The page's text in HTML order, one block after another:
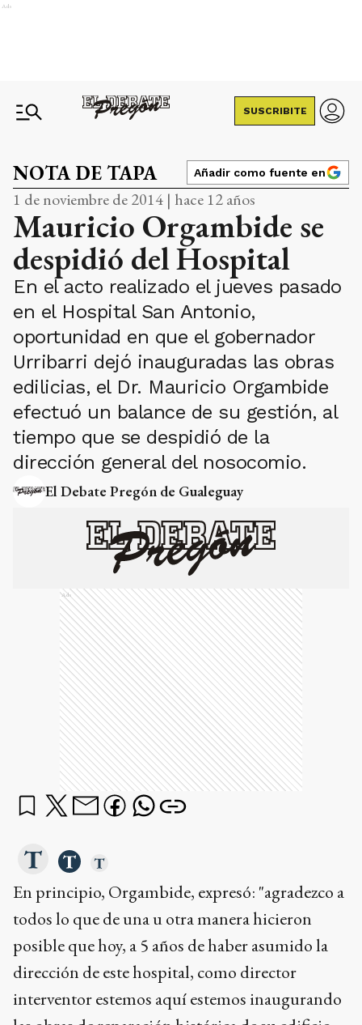
Ads
SUSCRIBITE
NOTA DE TAPA Añadir como fuente en
1 de noviembre de 2014 | hace 12 años
Mauricio Orgambide se
despidió del Hospital
En el acto realizado el jueves pasado
en el Hospital San Antonio,
oportunidad en que el gobernador
Urribarri dejó inauguradas las obras
edilicias, el Dr. Mauricio Orgambide
efectuó un balance de su gestión, al
tiempo que se despidió de la
dirección general del nosocomio.
El Debate Pregón de Gualeguay
Ads
En principio, Orgambide, expresó: "agradezco a
todos lo que de una u otra manera hicieron
posible que hoy, a 5 años de haber asumido la
dirección de este hospital, como director
interventor estemos aquí estemos inaugurando